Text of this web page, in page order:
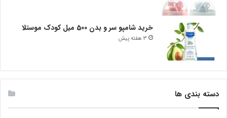
خرید شامپو سر و بدن 500 میل کودک موستلا
3 هفته پیش
دسته بندی ها